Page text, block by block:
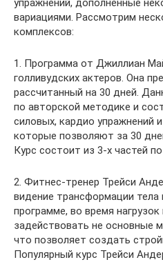
упражнений, дополненные
вариациями. Рассмотрим
комплексов:
1. Программа от Джиллиан
голливудских актеров. Она
рассчитанный на 30 дней.
по авторской методике и
силовых, кардио упражнений
которые позволяют за 30
Курс состоит из 3-х частей
2. Фитнес-тренер Трейси
видение трансформации тела
программе, во время
задействовать не основные
что позволяет создать
Популярный курс Трейси